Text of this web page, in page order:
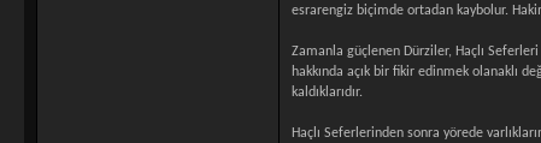
esrarengiz biçimde ortadan kaybolur.
Zamanla güçlenen Dürziler, Haçlı
hakkında açık bir fikir edinmek olanaklı
kaldıklarıdır.
Haçlı Seferlerinden sonra yörede